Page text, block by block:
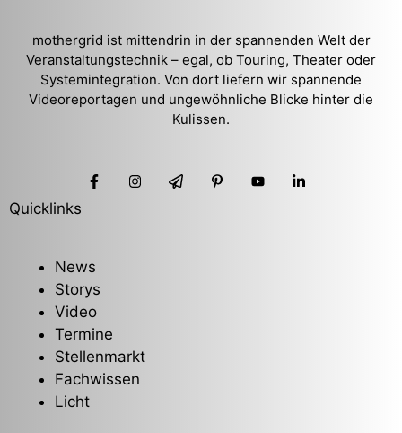
mothergrid ist mittendrin in der spannenden Welt der
Veranstaltungstechnik – egal, ob Touring, Theater oder
Systemintegration. Von dort liefern wir spannende
Videoreportagen und ungewöhnliche Blicke hinter die
Kulissen.
Quicklinks
News
Storys
Video
Termine
Stellenmarkt
Fachwissen
Licht